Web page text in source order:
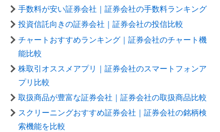
手数料が安い証券会社｜証券会社の手数料ランキング
投資信託向きの証券会社｜証券会社の投信比較
チャートおすすめランキング｜証券会社のチャート機
能比較
株取引オススメアプリ｜証券会社のスマートフォンア
プリ比較
取扱商品が豊富な証券会社｜証券会社の取扱商品比較
スクリーニングおすすめ証券会社｜証券会社の銘柄検
索機能を比較